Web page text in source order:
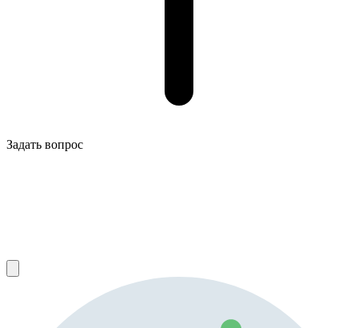
Задать вопрос